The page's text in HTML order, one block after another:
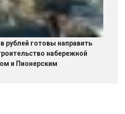
рублей готовы направить
набережной
и Пионерским